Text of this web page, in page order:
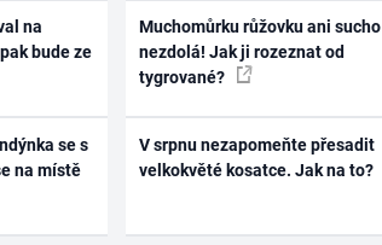
na
bude ze
se s
na místě
Muchomůrku růžovku ani sucho
nezdolá! Jak ji rozeznat od
tygrované?
V srpnu nezapomeňte přesadit
velkokvěté kosatce. Jak na to?